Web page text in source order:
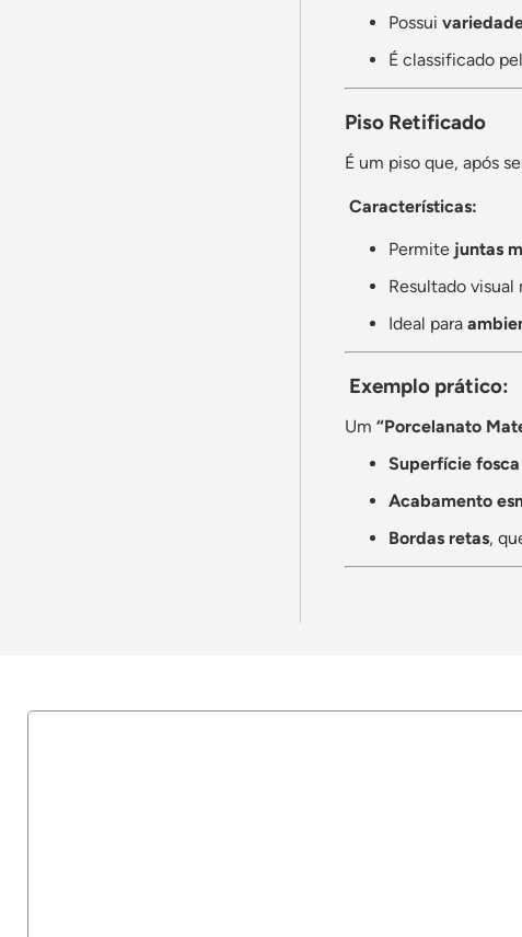
Possui
É classificado
Piso Retificado
É um piso que, após
Características:
Permite juntas
Resultado visual
Ideal para
Exemplo prático:
Um “Porcelanato
Superfície fosca
Acabamento
Bordas retas,